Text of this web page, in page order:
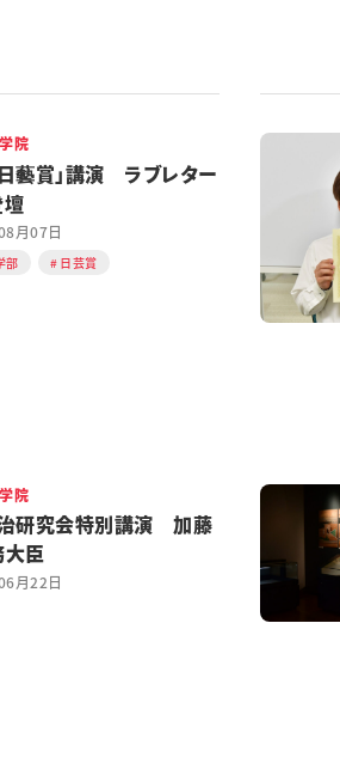
院
藝賞」講演 ラブレター
月07日
部 日芸賞
院
治研究会特別講演 加藤
臣
月22日